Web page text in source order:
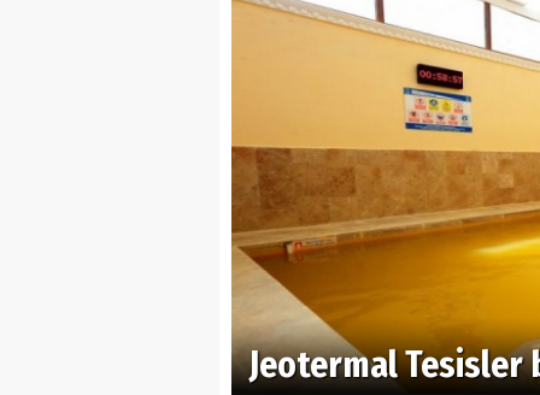
Jeotermal